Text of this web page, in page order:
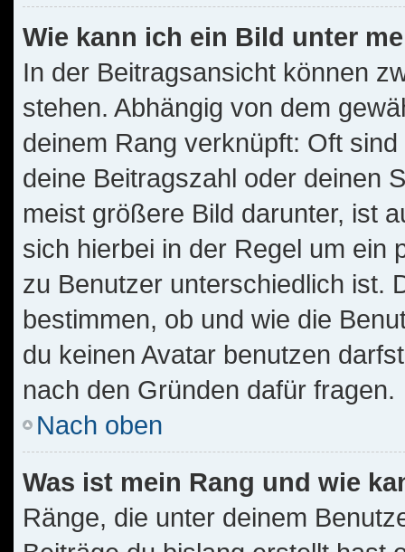
Wie kann ich ein Bild unter
In der Beitragsansicht können
stehen. Abhängig von dem
deinem Rang verknüpft: Oft
deine Beitragszahl oder deinen
meist größere Bild darunter, ist
sich hierbei in der Regel um ein
zu Benutzer unterschiedlich ist.
bestimmen, ob und wie die
du keinen Avatar benutzen
nach den Gründen dafür fragen.
Nach oben
Was ist mein Rang und wie
Ränge, die unter deinem